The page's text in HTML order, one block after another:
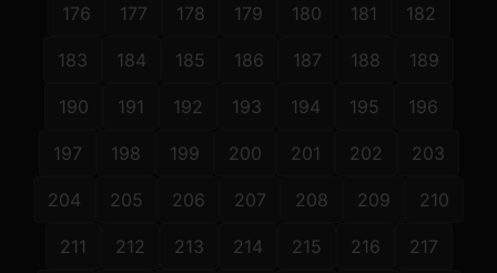
176 177 178 179 180 181 182
183 184 185 186 187 188 189
190 191 192 193 194 195 196
197 198 199 200 201 202 203
204 205 206 207 208 209 210
211 212 213 214 215 216 217